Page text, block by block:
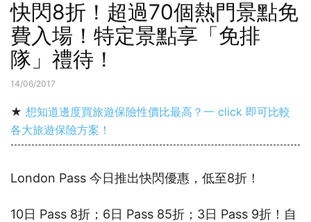
快閃8折！超過70個熱門景點免
費入場！特定景點享「免排
隊」禮待！
14/06/2017
★ 想知道邊度買旅遊保險性價比最高？一 click 即可比較
各大旅遊保險方案！
London Pass 今日推出快閃優惠，低至8折！
10日 Pass 8折；6日 Pass 85折；3日 Pass 9折！自